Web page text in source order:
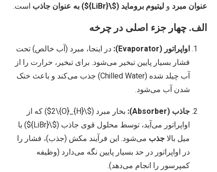
عنوان مبرد و لیتیوم بروماید ($\{LiBr}$ ) به عنوان جاذب است.
الف. چهار جزء اصلی در چرخه
اواپراتور (Evaporator):
در اینجا، مبرد (آب خالص) تحت
فشار بسیار پایین تبخیر می‌شود. برای تبخیر، حرارت را از
آب چیلد شده (Chilled Water) جذب می‌کند و باعث خنک
شدن آب می‌شود.
جاذب (Absorber):
بخار مبرد ($\{H}_2\{O}$
) که از
اواپراتور می‌آید، توسط محلول قوی جاذب ($\{LiBr}$
) با
میل بالاجذب می‌شود. این فرآیند مکش (جذب)، فشار را
در اواپراتور در حد بسیار پایین نگه می‌دارد (وظیفه
کمپرسور را انجام می‌دهد).